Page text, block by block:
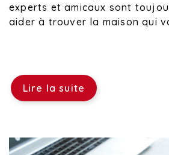
experts et amicaux sont
aider à trouver la maison qui
Lire la suite